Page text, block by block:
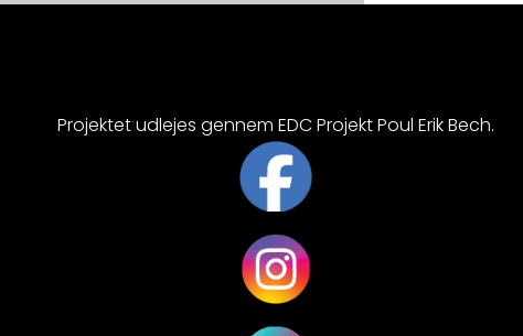
Projektet udlejes gennem EDC Projekt Poul Erik Bech.